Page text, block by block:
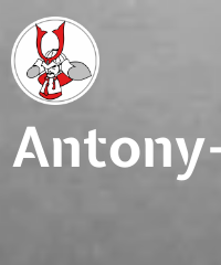
au
contenu
principal